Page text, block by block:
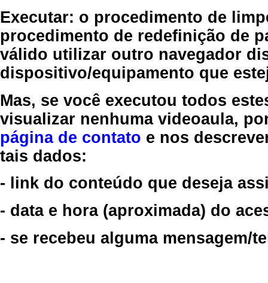
Executar: o procedimento de
procedimento de redefinição de
válido utilizar outro navegador
dispositivo/equipamento que
Mas, se você executou todos
visualizar nenhuma videoaula,
página de contato e nos
tais dados:
- link do conteúdo que deseja
- data e hora (aproximada) do
- se recebeu alguma mensagem/